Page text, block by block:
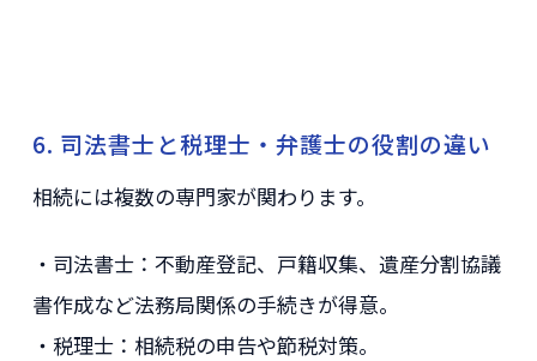
6. 司法書士と税理士・弁護士の役割の違い
相続には複数の専門家が関わります。
・司法書士：不動産登記、戸籍収集、遺産分割協議
書作成など法務局関係の手続きが得意。
・税理士：相続税の申告や節税対策。